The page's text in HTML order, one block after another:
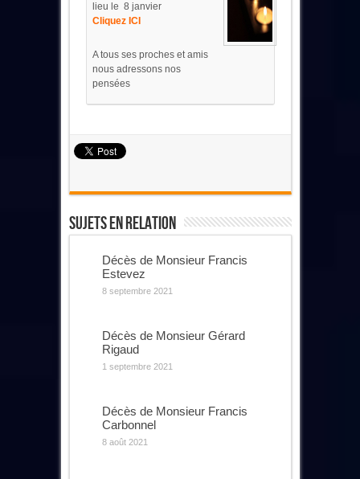
lieu le 8 janvier
Cliquez ICI
A tous ses proches et amis
nous adressons nos
pensées
Sujets En Relation
Décès de Monsieur Francis
Estevez
8 septembre 2021
Décès de Monsieur Gérard
Rigaud
1 septembre 2021
Décès de Monsieur Francis
Carbonnel
8 août 2021